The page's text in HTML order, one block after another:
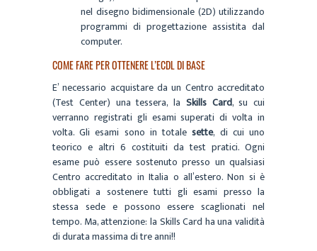
nel disegno bidimensionale (2D) utilizzando
programmi di progettazione assistita dal
computer.
COME FARE PER OTTENERE L’ECDL DI BASE
E’ necessario acquistare da un Centro accreditato
(Test Center) una tessera, la Skills Card, su cui
verranno registrati gli esami superati di volta in
volta. Gli esami sono in totalesette, di cui uno
teorico e altri 6 costituiti da test pratici. Ogni
esame può essere sostenuto presso un qualsiasi
Centro accreditato in Italia o all’estero. Non si è
obbligati a sostenere tutti gli esami presso la
stessa sede e possono essere scaglionati nel
tempo. Ma, attenzione: la Skills Card ha una validità
di durata massima di tre anni!!